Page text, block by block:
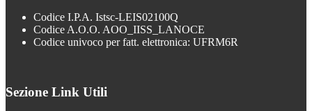
Codice I.P.A. Istsc-LEIS02100Q
Codice A.O.O. AOO_IISS_LANOCE
Codice univoco per fatt. elettronica: UFRM6R
Sezione Link Utili